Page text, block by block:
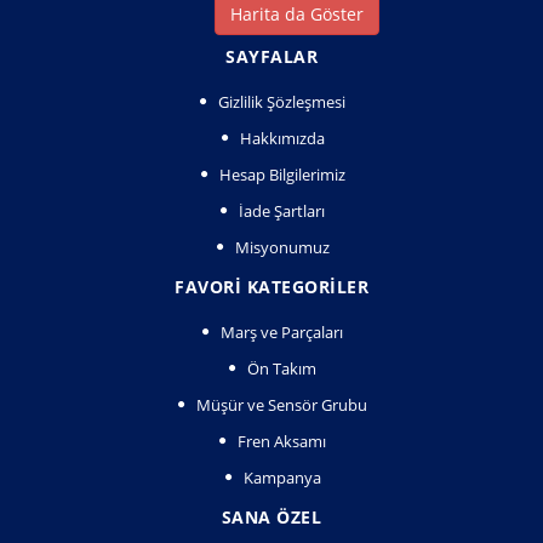
Harita da Göster
SAYFALAR
Gizlilik Şözleşmesi
Hakkımızda
Hesap Bilgilerimiz
İade Şartları
Misyonumuz
FAVORI KATEGORILER
Marş ve Parçaları
Ön Takım
Müşür ve Sensör Grubu
Fren Aksamı
Kampanya
SANA ÖZEL